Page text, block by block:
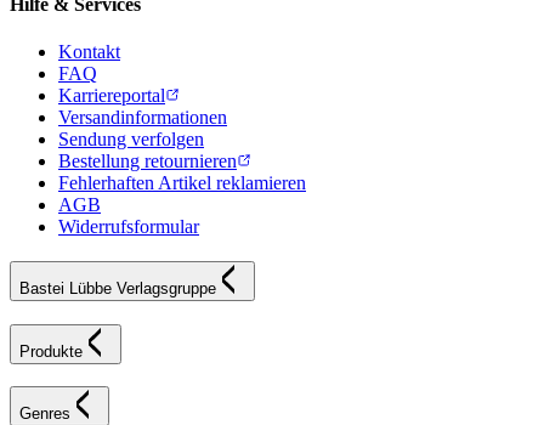
Kontakt
FAQ
Karriereportal
Versandinformationen
Sendung verfolgen
Bestellung retournieren
Fehlerhaften Artikel reklamieren
AGB
Widerrufsformular
Bastei Lübbe Verlagsgruppe
Produkte
Genres